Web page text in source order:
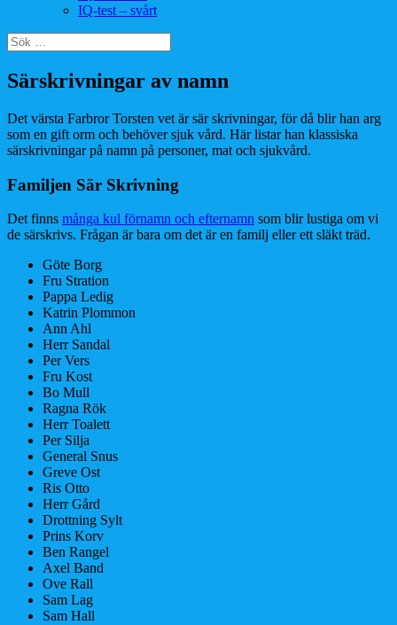
IQ-test – svårt
Sök
efter:
Särskrivningar av namn
Det värsta Farbror Torsten vet är sär skrivningar, för då blir han arg
som en gift orm och behöver sjuk vård. Här listar han klassiska
särskrivningar på namn på personer, mat och sjukvård.
Familjen Sär Skrivning
Det finns många kul förnamn och efternamn som blir lustiga om vi
de särskrivs. Frågan är bara om det är en familj eller ett släkt träd.
Göte Borg
Fru Stration
Pappa Ledig
Katrin Plommon
Ann Ahl
Herr Sandal
Per Vers
Fru Kost
Bo Mull
Ragna Rök
Herr Toalett
Per Silja
General Snus
Greve Ost
Ris Otto
Herr Gård
Drottning Sylt
Prins Korv
Ben Rangel
Axel Band
Ove Rall
Sam Lag
Sam Hall